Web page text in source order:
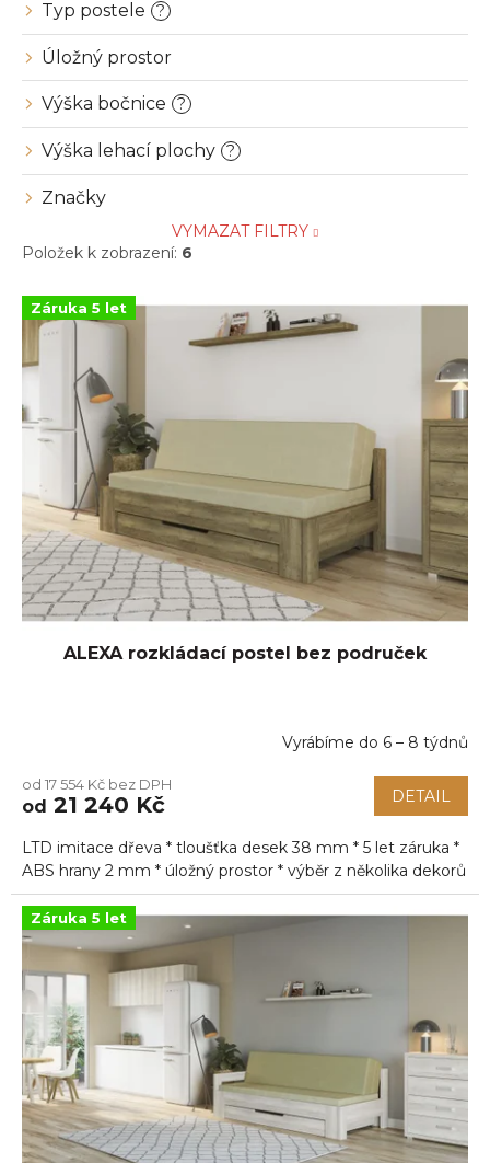
Značky
Typ postele ?
Úložný prostor
Výška bočnice ?
Výška lehací plochy ?
VYMAZAT FILTRY
Položek k zobrazení: 6
V
p
p
d
k
ů
Záruka 5 let
ALEXA rozkládací postel bez područek
produktu
je
z
5
hvězdiček.
Vyrábíme do 6 – 8 týdnů
od 17 554 Kč bez DPH
od 21 240 Kč DETAIL
LTD imitace dřeva * tloušťka desek 38 mm * 5 let záruka *
ABS hrany 2 mm * úložný prostor * výběr z několika dekorů
Záruka 5 let